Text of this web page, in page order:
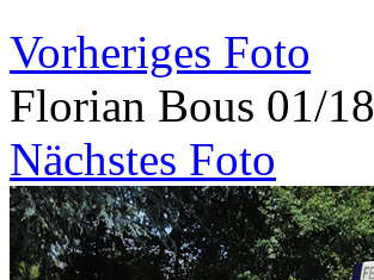
Vorheriges Foto
Florian Bous 01/18
Nächstes Foto